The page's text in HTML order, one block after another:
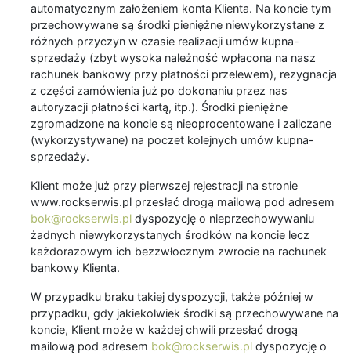
automatycznym założeniem konta Klienta. Na koncie tym
przechowywane są środki pieniężne niewykorzystane z
różnych przyczyn w czasie realizacji umów kupna-
sprzedaży (zbyt wysoka należność wpłacona na nasz
rachunek bankowy przy płatności przelewem), rezygnacja
z części zamówienia już po dokonaniu przez nas
autoryzacji płatności kartą, itp.). Środki pieniężne
zgromadzone na koncie są nieoprocentowane i zaliczane
(wykorzystywane) na poczet kolejnych umów kupna-
sprzedaży.
Klient może już przy pierwszej rejestracji na stronie
www.rockserwis.pl przesłać drogą mailową pod adresem
bok@rockserwis.pl dyspozycję o nieprzechowywaniu
żadnych niewykorzystanych środków na koncie lecz
każdorazowym ich bezzwłocznym zwrocie na rachunek
bankowy Klienta.
W przypadku braku takiej dyspozycji, także później w
przypadku, gdy jakiekolwiek środki są przechowywane na
koncie, Klient może w każdej chwili przesłać drogą
mailową pod adresem bok@rockserwis.pl dyspozycję o